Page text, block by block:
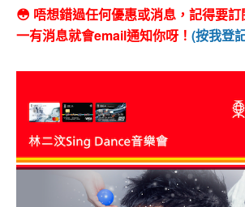
😳 唔想錯過任何優惠或消息，記得要訂
一有消息就會email通知你呀！ (按我登